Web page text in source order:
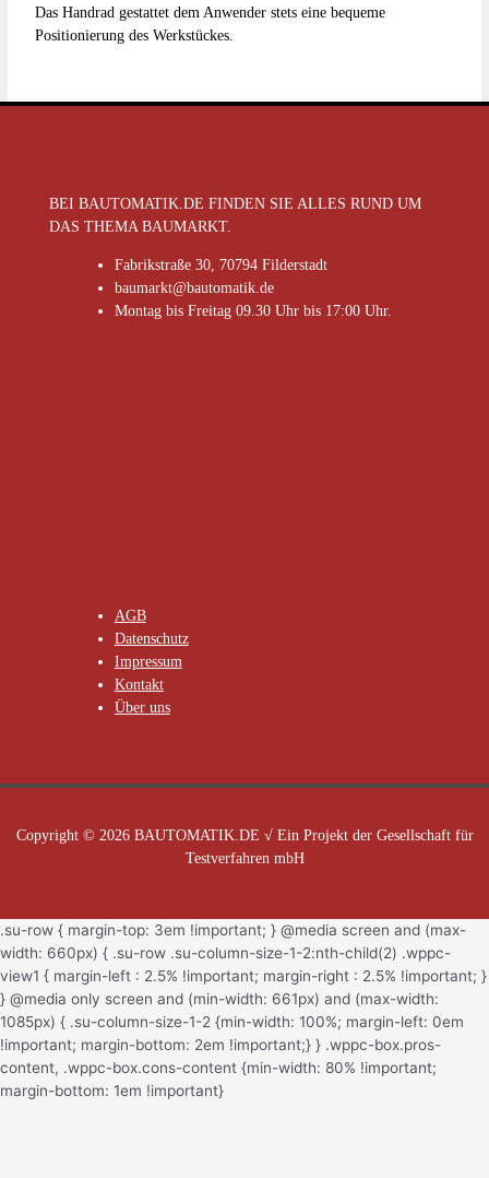
Das Handrad gestattet dem Anwender stets eine bequeme
Positionierung des Werkstückes.
BEI BAUTOMATIK.DE FINDEN SIE ALLES RUND UM
DAS THEMA BAUMARKT.
Fabrikstraße 30, 70794 Filderstadt
baumarkt@bautomatik.de
Montag bis Freitag 09.30 Uhr bis 17:00 Uhr.
AGB
Datenschutz
Impressum
Kontakt
Über uns
Copyright © 2026 BAUTOMATIK.DE √ Ein Projekt der Gesellschaft für
Testverfahren mbH
.su-row { margin-top: 3em !important; } @media screen and (max-
width: 660px) { .su-row .su-column-size-1-2:nth-child(2) .wppc-
view1 { margin-left : 2.5% !important; margin-right : 2.5% !important; }
} @media only screen and (min-width: 661px) and (max-width:
1085px) { .su-column-size-1-2 {min-width: 100%; margin-left: 0em
!important; margin-bottom: 2em !important;} } .wppc-box.pros-
content, .wppc-box.cons-content {min-width: 80% !important;
margin-bottom: 1em !important}